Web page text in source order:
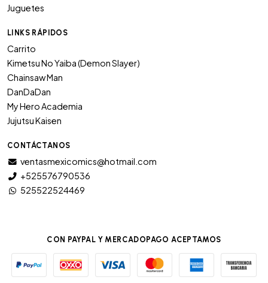
Juguetes
LINKS RÁPIDOS
Carrito
Kimetsu No Yaiba (Demon Slayer)
Chainsaw Man
DanDaDan
My Hero Academia
Jujutsu Kaisen
CONTÁCTANOS
ventasmexicomics@hotmail.com
+525576790536
525522524469
CON PAYPAL Y MERCADOPAGO ACEPTAMOS